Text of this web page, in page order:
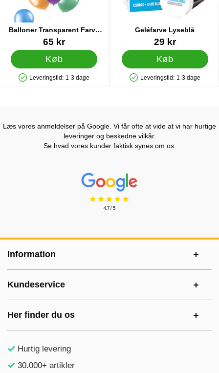
Balloner Transparent Farve
Mix 50-pak
Varenr 3335465 kr
Køb
Produkttilgængelighed: På lager
Leveringstid: 1-3 dage
Geléfarve Lyseblå
Varenr 2729529 kr
Køb
Produkttilgængelighed: På lager
Leveringstid: 1-3 dage
Læs vores anmeldelser på Google. Vi får ofte at vide at vi har hurtige
leveringer og beskedne vilkår.
Se hvad vores kunder faktisk synes om os.
Prisjakt Anmeldelser: 4.7 Stjerne
4.7 / 5
Information
Kundeservice
Her finder du os
Hurtig levering
30.000+ artikler